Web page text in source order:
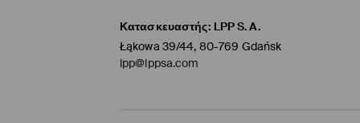
Κατασκευαστής: LPP S.A.
Łąkowa 39/44, 80-769 Gdańsk
lpp@lppsa.com